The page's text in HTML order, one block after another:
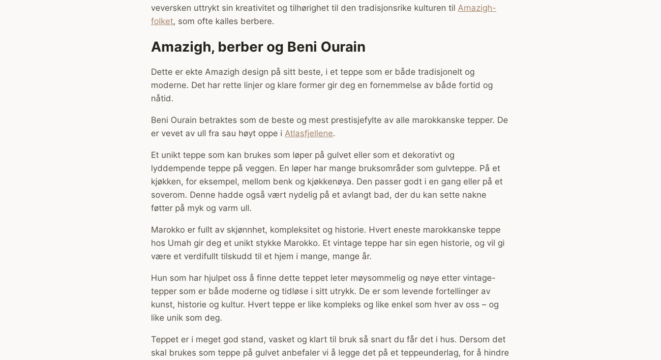
veversken uttrykt sin kreativitet og tilhørighet til den tradisjonsrike kulturen til Amazigh-
folket, som ofte kalles berbere.
Amazigh, berber og Beni Ourain
Dette er ekte Amazigh design på sitt beste, i et teppe som er både tradisjonelt og
moderne. Det har rette linjer og klare former gir deg en fornemmelse av både fortid og
nåtid.
Beni Ourain betraktes som de beste og mest prestisjefylte av alle marokkanske tepper. De
er vevet av ull fra sau høyt oppe i Atlasfjellene.
Et unikt teppe som kan brukes som løper på gulvet eller som et dekorativt og
lyddempende teppe på veggen. En løper har mange bruksområder som gulvteppe. På et
kjøkken, for eksempel, mellom benk og kjøkkenøya. Den passer godt i en gang eller på et
soverom. Denne hadde også vært nydelig på et avlangt bad, der du kan sette nakne
føtter på myk og varm ull.
Marokko er fullt av skjønnhet, kompleksitet og historie. Hvert eneste marokkanske teppe
hos Umah gir deg et unikt stykke Marokko. Et vintage teppe har sin egen historie, og vil gi
være et verdifullt tilskudd til et hjem i mange, mange år.
Hun som har hjulpet oss å finne dette teppet leter møysommelig og nøye etter vintage-
tepper som er både moderne og tidløse i sitt utrykk. De er som levende fortellinger av
kunst, historie og kultur. Hvert teppe er like kompleks og like enkel som hver av oss – og
like unik som deg.
Teppet er i meget god stand, vasket og klart til bruk så snart du får det i hus. Dersom det
skal brukes som teppe på gulvet anbefaler vi å legge det på et teppeunderlag, for å hindre